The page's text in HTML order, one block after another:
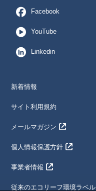
Facebook
YouTube
Linkedin
新着情報
サイト利用規約
メールマガジン
個人情報保護方針
事業者情報
従来のエコリーフ環境ラベル